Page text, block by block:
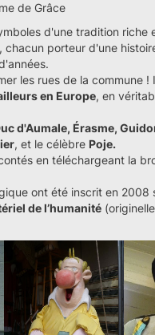
de Grâce
d'une tradition riche
, chacun porteur d'une
les rues de la commune !
en Europe, en
d'Aumale, Érasme,
, et le célèbre Poje.
en téléchargeant la
ont été inscrit en 2008
de l’humanité